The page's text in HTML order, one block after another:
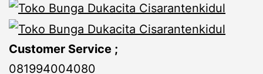
Customer Service ;
081994004080